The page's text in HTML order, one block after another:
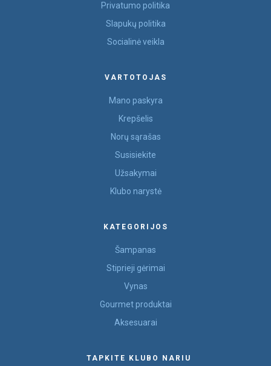
Privatumo politika
Slapukų politika
Socialinė veikla
VARTOTOJAS
Mano paskyra
Krepšelis
Norų sąrašas
Susisiekite
Užsakymai
Klubo narystė
KATEGORIJOS
Šampanas
Stiprieji gėrimai
Vynas
Gourmet produktai
Aksesuarai
TAPKITE KLUBO NARIU